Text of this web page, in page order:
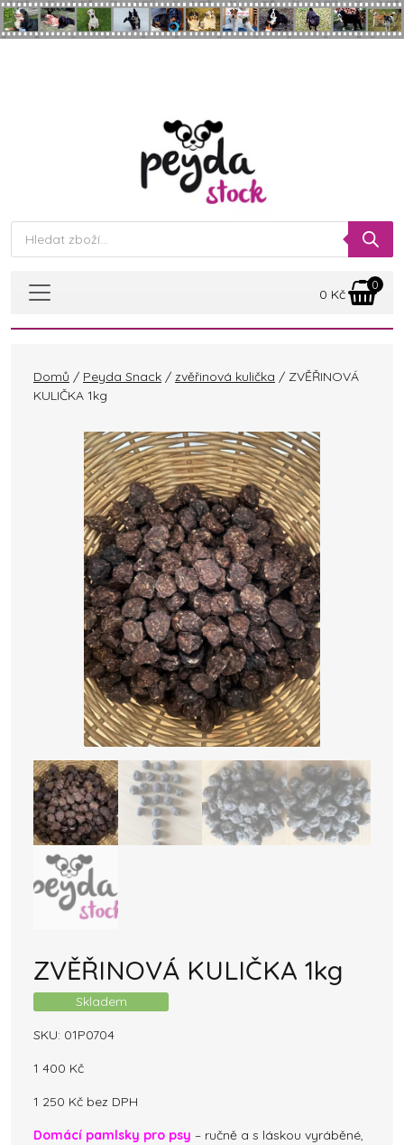
Skip to main content
Products
search
0 Kč
0
Domů / Peyda Snack / zvěřinová kulička / ZVĚŘINOVÁ
KULIČKA 1kg
ZVĚŘINOVÁ KULIČKA 1kg
Skladem
SKU: 01P0704
1 400 Kč
1 250 Kč bez DPH
Domácí pamlsky pro psy – ručně a s láskou vyráběné,